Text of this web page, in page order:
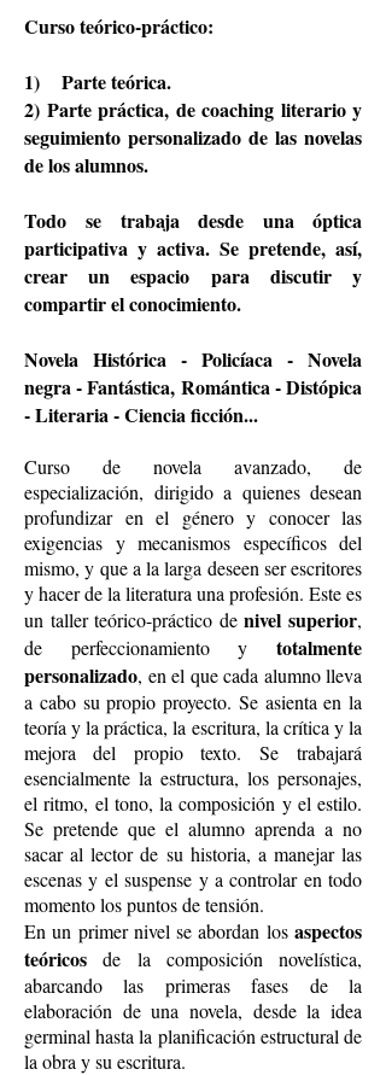
Curso teórico-práctico:
1) Parte teórica.
2) Parte práctica, de coaching literario y
seguimiento personalizado de las novelas
de los alumnos.
Todo se trabaja desde una óptica
participativa y activa. Se pretende, así,
crear un espacio para discutir y
compartir el conocimiento.
Novela Histórica - Policíaca - Novela
negra - Fantástica, Romántica - Distópica
- Literaria - Ciencia ficción...
Curso de novela avanzado, de
especialización, dirigido a quienes desean
profundizar en el género y conocer las
exigencias y mecanismos específicos del
mismo, y que a la larga deseen ser escritores
y hacer de la literatura una profesión. Este es
un taller teórico-práctico denivel superior,
de perfeccionamiento y totalmente
personalizado, en el que cada alumno lleva
a cabo su propio proyecto. Se asienta en la
teoría y la práctica, la escritura, la crítica y la
mejora del propio texto. Se trabajará
esencialmente la estructura, los personajes,
el ritmo, el tono, la composición y el estilo.
Se pretende que el alumno aprenda a no
sacar al lector de su historia, a manejar las
escenas y el suspense y a controlar en todo
momento los puntos de tensión.
En un primer nivel se abordan los aspectos
teóricos de la composición novelística,
abarcando las primeras fases de la
elaboración de una novela, desde la idea
germinal hasta la planificación estructural de
la obra y su escritura.